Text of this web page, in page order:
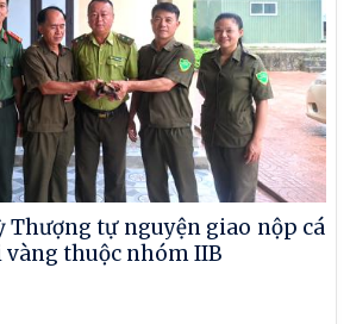
Thượng tự nguyện giao nộp cá
vàng thuộc nhóm IIB